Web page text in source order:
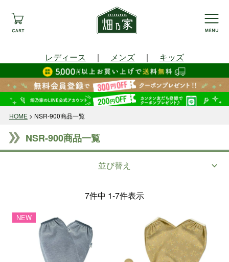
レディース ｜ メンズ ｜ キッズ
HOME NSR-900商品一覧
NSR-900商品一覧
並び替え
7件中 1-7件表示
NEW